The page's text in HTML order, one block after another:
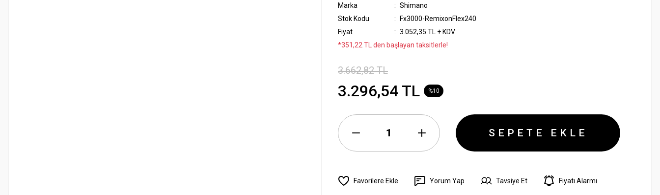
Marka
Shimano
Stok Kodu
Fx3000-RemixonFlex240
Fiyat
3.052,35 TL + KDV
*351,22 TL den başlayan taksitlerle!
3.662,82 TL
3.296,54 TL %10
SEPETE EKLE
Yorum Yap Tavsiye Et Fiyatı Alarmı